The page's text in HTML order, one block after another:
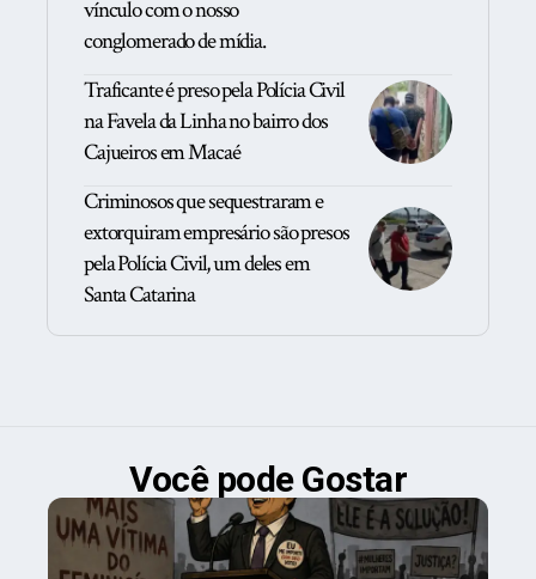
vínculo com o nosso
conglomerado de mídia.
Traficante é preso pela Polícia Civil
na Favela da Linha no bairro dos
Cajueiros em Macaé
Criminosos que sequestraram e
extorquiram empresário são presos
pela Polícia Civil, um deles em
Santa Catarina
Você pode Gostar